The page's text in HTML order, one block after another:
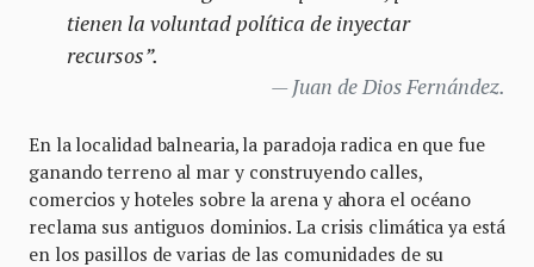
tienen la voluntad política de inyectar
recursos”.
Juan de Dios Fernández.
En la localidad balnearia, la paradoja radica en que fue
ganando terreno al mar y construyendo calles,
comercios y hoteles sobre la arena y ahora el océano
reclama sus antiguos dominios. La crisis climática ya está
en los pasillos de varias de las comunidades de su